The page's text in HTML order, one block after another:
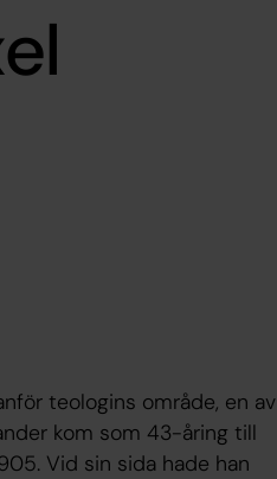
teologins område, en av
kom som 43-åring till
Vid sin sida hade han